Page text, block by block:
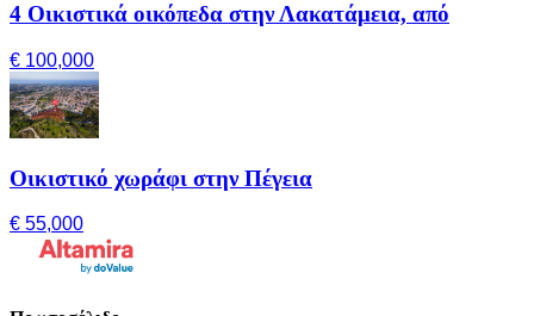
4 Οικιστικά οικόπεδα στην Λακατάμεια, από
€ 100,000
Οικιστικό χωράφι στην Πέγεια
€ 55,000